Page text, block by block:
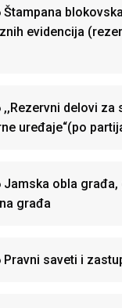
Štampana
evidencija
delovi za
uređaje“(po
Jamska obla građa,
građa
saveti i